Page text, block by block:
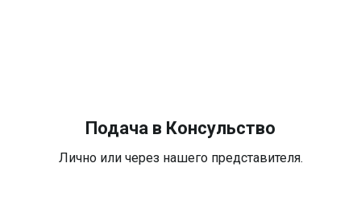
Подача в Консульство
Лично или через нашего представителя.